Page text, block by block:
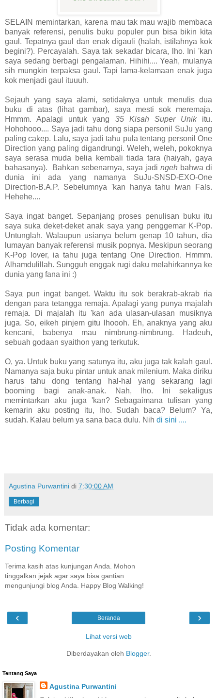
SELAIN memintarkan, karena mau tak mau wajib membaca
banyak referensi, penulis buku populer pun bisa bikin kita
gaul. Tepatnya gaul dan enak digauli (halah, istilahnya kok
begini?). Percayalah. Saya tak sekadar bicara, lho. Ini 'kan
saya sedang berbagi pengalaman. Hihihi.... Yeah, mulanya
sih mungkin terpaksa gaul. Tapi lama-kelamaan enak juga
kok menjadi gaul ituuuh.
Sejauh yang saya alami, setidaknya untuk menulis dua
buku di atas (lihat gambar), saya mesti sok meremaja.
Hmmm. Apalagi untuk yang 35 Kisah Super Unik itu.
Hohohooo.... Saya jadi tahu dong siapa personil SuJu yang
paling cakep. Lalu, saya jadi tahu pula tentang personil One
Direction yang paling digandrungi. Weleh, weleh, pokoknya
saya serasa muda belia kembali tiada tara (haiyah, gaya
bahasanya). Bahkan sebenarnya, saya jadi ngeh bahwa di
dunia ini ada yang namanya SuJu-SNSD-EXO-One
Direction-B.A.P. Sebelumnya 'kan hanya tahu Iwan Fals.
Hehehe....
Saya ingat banget. Sepanjang proses penulisan buku itu
saya suka deket-deket anak saya yang penggemar K-Pop.
Untunglah. Walaupun usianya belum genap 10 tahun, dia
lumayan banyak referensi musik popnya. Meskipun seorang
K-Pop lover, ia tahu juga tentang One Direction. Hmmm.
Alhamdulillah. Sungguh enggak rugi daku melahirkannya ke
dunia yang fana ini :)
Saya pun ingat banget. Waktu itu sok berakrab-akrab ria
dengan para tetangga remaja. Apalagi yang punya majalah
remaja. Di majalah itu 'kan ada ulasan-ulasan musiknya
juga. So, eikeh pinjem gitu lhoooh. Eh, anaknya yang aku
kencani, babenya mau nimbrung-nimbrung. Hadeuh,
sebuah godaan syaithon yang terkutuk.
O, ya. Untuk buku yang satunya itu, aku juga tak kalah gaul.
Namanya saja buku pintar untuk anak milenium. Maka diriku
harus tahu dong tentang hal-hal yang sekarang lagi
booming bagi anak-anak. Nah, lho. Ini sekaligus
memintarkan aku juga 'kan? Sebagaimana tulisan yang
kemarin aku posting itu, lho. Sudah baca? Belum? Ya,
sudah. Kalau belum ya sana baca dulu. Nih di sini ....
Agustina Purwantini di 7:30:00 AM
Berbagi
Tidak ada komentar:
Posting Komentar
Terima kasih atas kunjungan Anda. Mohon
tinggalkan jejak agar saya bisa gantian
mengunjungi blog Anda. Happy Blog Walking!
‹ ›
Beranda
Lihat versi web
Diberdayakan oleh Blogger.
Tentang Saya
Agustina Purwantini